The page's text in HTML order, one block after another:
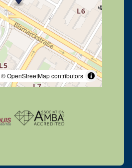
© OpenStreetMap contributors